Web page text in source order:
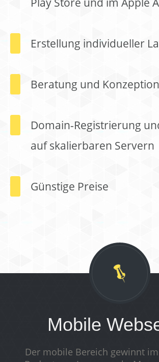
Erstellung individueller
Beratung und Konzeption
Domain-Registrierung
auf skalierbaren Servern
Günstige Preise
Mobile
Der mobile Bereich gewinnt